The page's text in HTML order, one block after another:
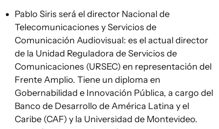
Pablo Siris será el director Nacional de
Telecomunicaciones y Servicios de
Comunicación Audiovisual: es el actual director
de la Unidad Reguladora de Servicios de
Comunicaciones (URSEC) en representación del
Frente Amplio. Tiene un diploma en
Gobernabilidad e Innovación Pública, a cargo del
Banco de Desarrollo de América Latina y el
Caribe (CAF) y la Universidad de Montevideo.